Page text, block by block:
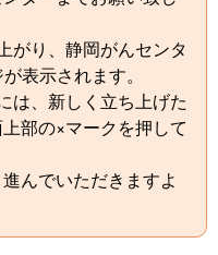
がり、静岡がんセンタ
表示されます。
は、新しく立ち上げた
部の×マークを押して
んでいただきますよ